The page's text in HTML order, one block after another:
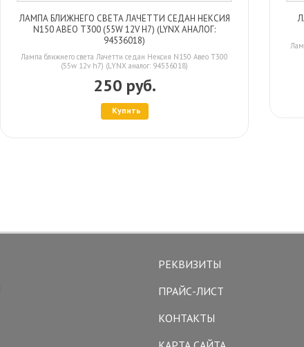
ЛАМПА БЛИЖНЕГО СВЕТА ЛАЧЕТТИ СЕДАН НЕКСИЯ
N150 АВЕО Т300 (55W 12V H7) (LYNX АНАЛОГ:
94536018)
Лампа ближнего света Лачетти седан Нексия N150 Авео Т300
(55w 12v h7) (LYNX аналог: 94536018)
250 руб.
Купить
РЕКВИЗИТЫ
ПРАЙС-ЛИСТ
КОНТАКТЫ